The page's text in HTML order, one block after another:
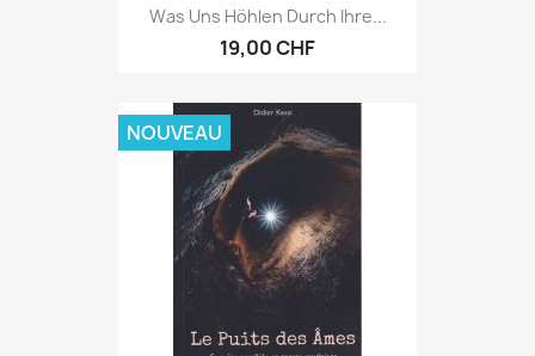
Was Uns Höhlen Durch Ihre...
19,00 CHF
NOUVEAU